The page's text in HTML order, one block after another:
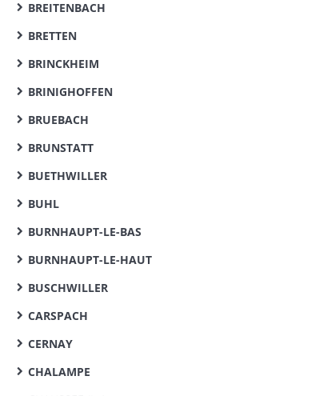
BREITENBACH
BRETTEN
BRINCKHEIM
BRINIGHOFFEN
BRUEBACH
BRUNSTATT
BUETHWILLER
BUHL
BURNHAUPT-LE-BAS
BURNHAUPT-LE-HAUT
BUSCHWILLER
CARSPACH
CERNAY
CHALAMPE